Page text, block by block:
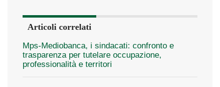
Articoli correlati
Mps-Mediobanca, i sindacati: confronto e
trasparenza per tutelare occupazione,
professionalità e territori